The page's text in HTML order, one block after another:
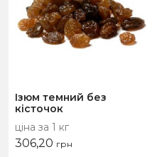
Ізюм темний без
кісточок
ціна за 1 кг
306,20 грн